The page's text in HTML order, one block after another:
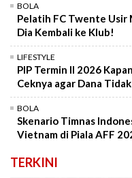
BOLA
Pelatih FC Twente Usir
Dia Kembali ke Klub!
LIFESTYLE
PIP Termin II 2026
Ceknya agar Dana
BOLA
Skenario Timnas
Vietnam di Piala AFF
TERKINI